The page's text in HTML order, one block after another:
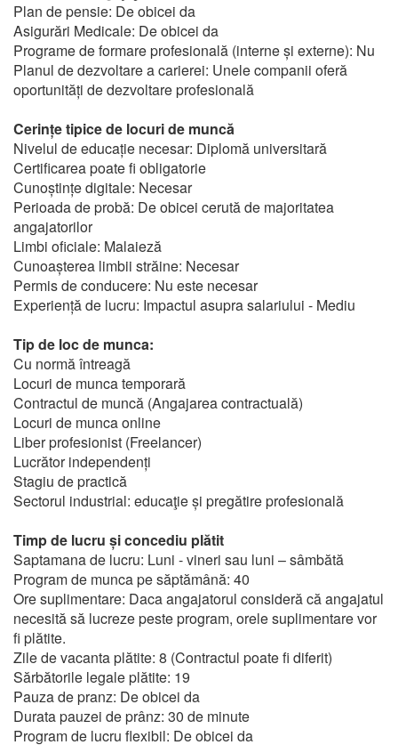
Plan de pensie: De obicei da
Asigurări Medicale: De obicei da
Programe de formare profesională (interne și externe): Nu
Planul de dezvoltare a carierei: Unele companii oferă
oportunități de dezvoltare profesională
Cerințe tipice de locuri de muncă
Nivelul de educație necesar: Diplomă universitară
Certificarea poate fi obligatorie
Cunoștințe digitale: Necesar
Perioada de probă: De obicei cerută de majoritatea
angajatorilor
Limbi oficiale: Malaieză
Cunoașterea limbii străine: Necesar
Permis de conducere: Nu este necesar
Experiență de lucru: Impactul asupra salariului - Mediu
Tip de loc de munca:
Cu normă întreagă
Locuri de munca temporară
Contractul de muncă (Angajarea contractuală)
Locuri de munca online
Liber profesionist (Freelancer)
Lucrător independenți
Stagiu de practică
Sectorul industrial: educaţie și pregătire profesională
Timp de lucru și concediu plătit
Saptamana de lucru: Luni - vineri sau luni – sâmbătă
Program de munca pe săptămână: 40
Ore suplimentare: Daca angajatorul consideră că angajatul
necesită să lucreze peste program, orele suplimentare vor
fi plătite.
Zile de vacanta plătite: 8 (Contractul poate fi diferit)
Sărbătorile legale plătite: 19
Pauza de pranz: De obicei da
Durata pauzei de prânz: 30 de minute
Program de lucru flexibil: De obicei da